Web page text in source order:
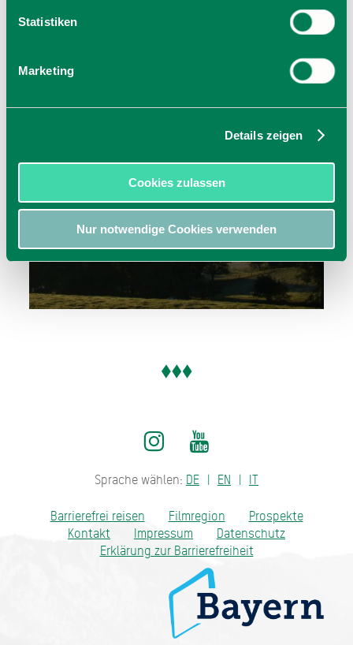
Statistiken
Marketing
Details zeigen
Cookies zulassen
Nur notwendige Cookies verwenden
Sprache wählen: DE EN IT
Barrierefrei reisen Filmregion
Prospekte
Kontakt
Impressum
Datenschutz
Erklärung zur Barrierefreiheit